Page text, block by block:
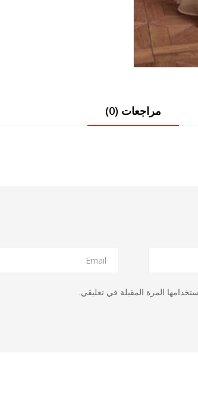
مراجعات (0)
المرة المقبلة في تعليقي.